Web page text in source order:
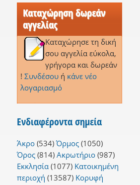
Καταχώρηση δωρεάν
αγγελίας
Καταχώρησε τη δική
σου αγγελία εύκολα,
γρήγορα και δωρεάν
! Συνδέσουή κάνε νέο
λογαριασμό
Ενδιαφέροντα σημεία
Άκρο(534) Όρμος(1050)
Όρος(814) Ακρωτήριο(987)
Εκκλησία(1077) Κατοικημένη
περιοχή (13587) Κορυφή